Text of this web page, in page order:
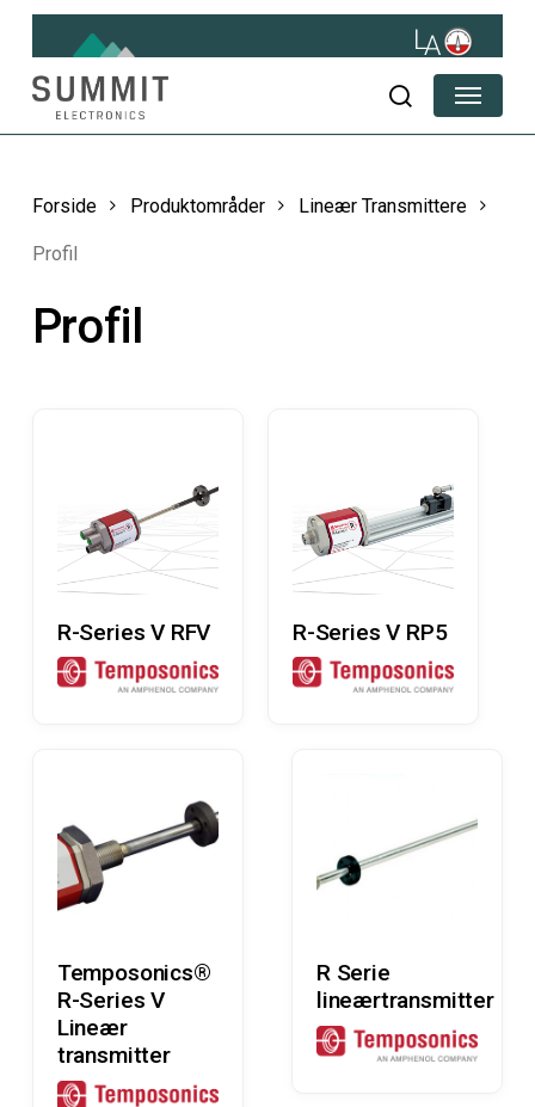
Skip
main
content
søg
Menu
Forside Produktområder Lineær Transmittere
Profil
Profil
R-Series V RFV R-Series V RP5
Temposonics®
R-Series V
Lineær
transmitter
R Serie
lineærtransmitter